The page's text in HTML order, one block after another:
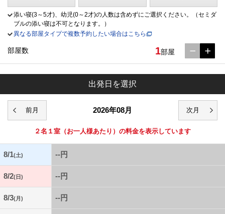
添い寝(3～5才)、幼児(0～2才)の人数は含めずにご選択ください。（セミダ
ブルの添い寝は不可となります。）
異なる部屋タイプで複数予約したい場合はこちら
部屋数 1部屋
出発日を選択
2026年08月
２名１室 （お一人様あたり）の料金を表示しています
8/1(土) --円
8/2(日) --円
8/3(月) --円